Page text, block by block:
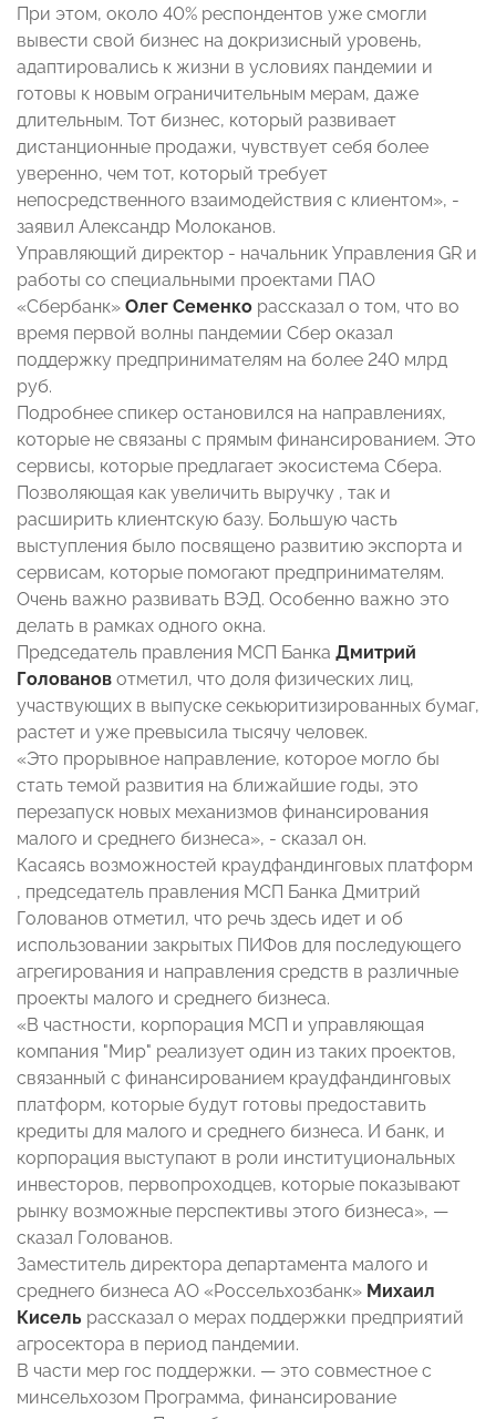
При этом, около 40% респондентов уже смогли
вывести свой бизнес на докризисный уровень,
адаптировались к жизни в условиях пандемии и
готовы к новым ограничительным мерам, даже
длительным. Тот бизнес, который развивает
дистанционные продажи, чувствует себя более
уверенно, чем тот, который требует
непосредственного взаимодействия с клиентом», -
заявил Александр Молоканов.
Управляющий директор - начальник Управления GR и
работы со специальными проектами ПАО
«Сбербанк» Олег Семенко рассказал о том, что во
время первой волны пандемии Сбер оказал
поддержку предпринимателям на более 240 млрд
руб.
Подробнее спикер остановился на направлениях,
которые не связаны с прямым финансированием. Это
сервисы, которые предлагает экосистема Сбера.
Позволяющая как увеличить выручку , так и
расширить клиентскую базу. Большую часть
выступления было посвящено развитию экспорта и
сервисам, которые помогают предпринимателям.
Очень важно развивать ВЭД. Особенно важно это
делать в рамках одного окна.
Председатель правления МСП Банка Дмитрий
Голованов отметил, что доля физических лиц,
участвующих в выпуске секьюритизированных бумаг,
растет и уже превысила тысячу человек.
«Это прорывное направление, которое могло бы
стать темой развития на ближайшие годы, это
перезапуск новых механизмов финансирования
малого и среднего бизнеса», - сказал он.
Касаясь возможностей краудфандинговых платформ
, председатель правления МСП Банка Дмитрий
Голованов отметил, что речь здесь идет и об
использовании закрытых ПИФов для последующего
агрегирования и направления средств в различные
проекты малого и среднего бизнеса.
«В частности, корпорация МСП и управляющая
компания "Мир" реализует один из таких проектов,
связанный с финансированием краудфандинговых
платформ, которые будут готовы предоставить
кредиты для малого и среднего бизнеса. И банк, и
корпорация выступают в роли институциональных
инвесторов, первопроходцев, которые показывают
рынку возможные перспективы этого бизнеса», —
сказал Голованов.
Заместитель директора департамента малого и
среднего бизнеса АО «Россельхозбанк» Михаил
Кисель рассказал о мерах поддержки предприятий
агросектора в период пандемии.
В части мер гос поддержки. — это совместное с
минсельхозом Программа, финансирование